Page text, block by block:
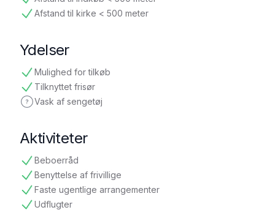
tilgængelig
Afstand til kirke < 500 meter
tilgængelig
Ydelser
Mulighed for tilkøb
tilgængelig
Tilknyttet frisør
tilgængelig
Vask af sengetøj
ikke oplyst
Aktiviteter
Beboerråd
tilgængelig
Benyttelse af frivillige
tilgængelig
Faste ugentlige arrangementer
tilgængelig
Udflugter
tilgængelig